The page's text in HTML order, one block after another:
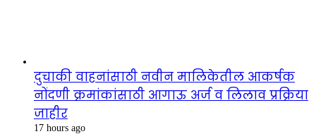
दुचाकी वाहनांसाठी नवीन मालिकेतील आकर्षक
नोंदणी क्रमांकांसाठी आगाऊ अर्ज व लिलाव प्रक्रिया
जाहीर
17 hours ago